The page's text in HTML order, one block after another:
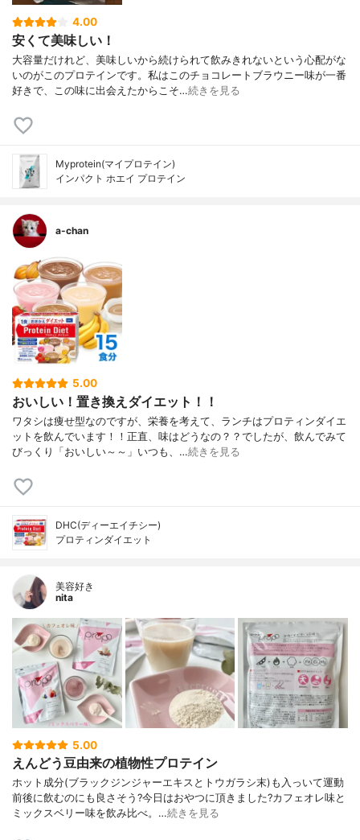
4.00
安くて美味しい！
大容量だけれど、美味しいから続けられて飲みきれないという心配がな
いのがこのプロテインです。私はこのチョコレートブラウニー味が一番
好きで、この味に出会えたからこそ…続きを見る
Myprotein(マイプロテイン)
インパクト ホエイ プロテイン
a-chan
5.00
おいしい！置き換えダイエット！！
ワタシは痩せ型なのですが、栄養を考えて、ランチはプロティンダイエ
ットを飲んでいます！！正直、味はどうなの？？でしたが、飲んでみて
びっくり「おいしい～～」いつも、…続きを見る
DHC(ディーエイチシー)
プロティンダイエット
美容好き
nita
5.00
えんどう豆由来の植物性プロテイン
ホット成分(ブラックジンジャーエキスとトウガラシ末)も入っいて運動
前後に飲むのにも良さそう?今日はおやつに頂きました?カフェオレ味と
ミックスベリー味を飲み比べ。…続きを見る